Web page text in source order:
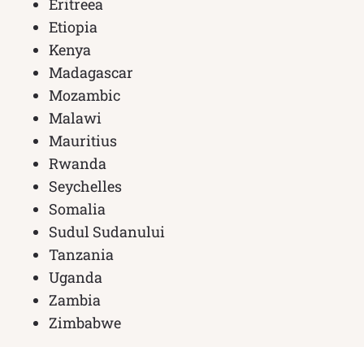
Etiopia
Kenya
Madagascar
Mozambic
Malawi
Mauritius
Rwanda
Seychelles
Somalia
Sudul Sudanului
Tanzania
Uganda
Zambia
Zimbabwe